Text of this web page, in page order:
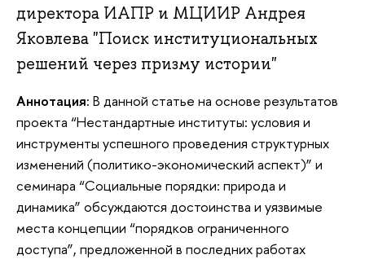
директора ИАПР и МЦИИР Андрея
Яковлева "Поиск институциональных
решений через призму истории"
Аннотация: В данной статье на основе результатов
проекта “Нестандартные институты: условия и
инструменты успешного проведения структурных
изменений (политико-экономический аспект)” и
семинара “Социальные порядки: природа и
динамика” обсуждаются достоинства и уязвимые
места концепции “порядков ограниченного
доступа”, предложенной в последних работах